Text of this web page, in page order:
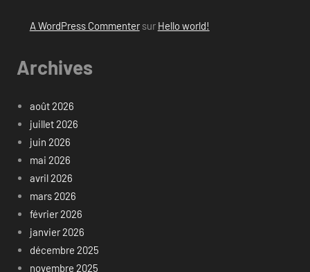
A WordPress Commentersur Hello world!
Archives
août 2026
juillet 2026
juin 2026
mai 2026
avril 2026
mars 2026
février 2026
janvier 2026
décembre 2025
novembre 2025